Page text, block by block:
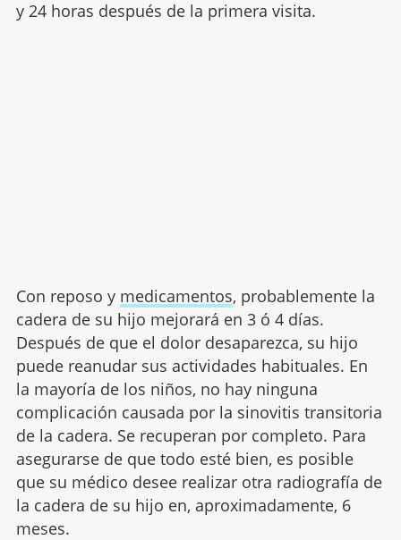
y 24 horas después de la primera visita.
Con reposo y medicamentos, probablemente la
cadera de su hijo mejorará en 3 ó 4 días.
Después de que el dolor desaparezca, su hijo
puede reanudar sus actividades habituales. En
la mayoría de los niños, no hay ninguna
complicación causada por la sinovitis transitoria
de la cadera. Se recuperan por completo. Para
asegurarse de que todo esté bien, es posible
que su médico desee realizar otra radiografía de
la cadera de su hijo en, aproximadamente, 6
meses.